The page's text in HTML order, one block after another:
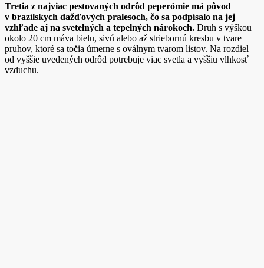
Tretia z najviac pestovaných odrôd peperómie má pôvod
v brazílskych dažďových pralesoch, čo sa podpísalo na jej
vzhľade aj na svetelných a tepelných nárokoch. Druh s výškou
okolo 20 cm máva bielu, sivú alebo až striebornú kresbu v tvare
pruhov, ktoré sa točia úmerne s oválnym tvarom listov. Na rozdiel
od vyššie uvedených odrôd potrebuje viac svetla a vyššiu vlhkosť
vzduchu.